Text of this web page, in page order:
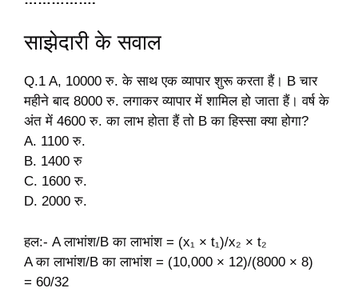
साझेदारी के सवाल
Q.1 A, 10000 रु. के साथ एक व्यापार शुरू करता हैं। B चार
महीने बाद 8000 रु. लगाकर व्यापार में शामिल हो जाता हैं। वर्ष के
अंत में 4600 रु. का लाभ होता हैं तो B का हिस्सा क्या होगा?
A. 1100 रु.
B. 1400 रु
C. 1600 रु.
D. 2000 रु.
हल:- A लाभांश/B का लाभांश = (x₁ × t₁)/x₂ × t₂
A का लाभांश/B का लाभांश = (10,000 × 12)/(8000 × 8)
= 60/32